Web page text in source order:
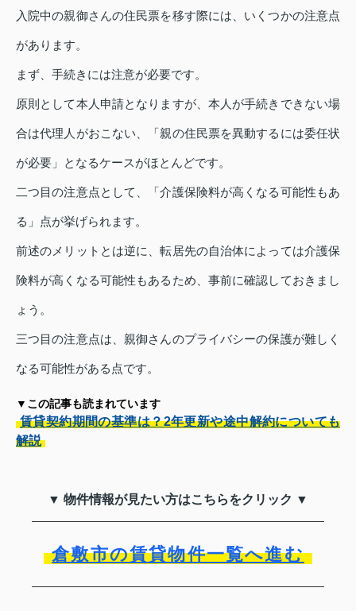
入院中の親御さんの住民票を移す際には、いくつかの注意点
があります。
まず、手続きには注意が必要です。
原則として本人申請となりますが、本人が手続きできない場
合は代理人がおこない、「親の住民票を異動するには委任状
が必要」となるケースがほとんどです。
二つ目の注意点として、「介護保険料が高くなる可能性もあ
る」点が挙げられます。
前述のメリットとは逆に、転居先の自治体によっては介護保
険料が高くなる可能性もあるため、事前に確認しておきまし
ょう。
三つ目の注意点は、親御さんのプライバシーの保護が難しく
なる可能性がある点です。
▼この記事も読まれています
賃貸契約期間の基準は？2年更新や途中解約についても
解説
▼ 物件情報が見たい方はこちらをクリック ▼
倉敷市の賃貸物件一覧へ進む